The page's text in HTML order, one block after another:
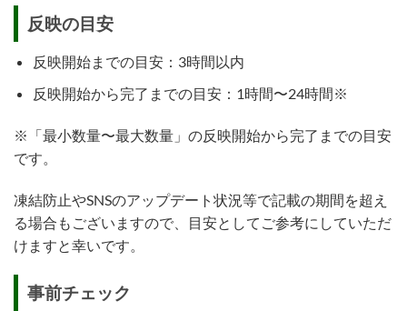
反映の目安
反映開始までの目安：3時間以内
反映開始から完了までの目安：1時間〜24時間※
※「最小数量〜最大数量」の反映開始から完了までの目安
です。
凍結防止やSNSのアップデート状況等で記載の期間を超え
る場合もございますので、目安としてご参考にしていただ
けますと幸いです。
事前チェック